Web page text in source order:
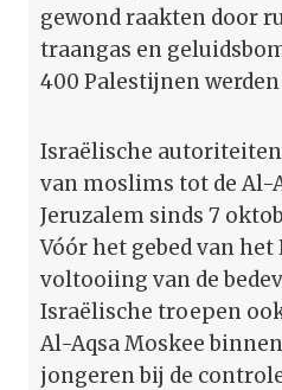
gewond raakten door
traangas en
400 Palestijnen
Israëlische
van moslims tot de Al-
Jeruzalem sinds 7
Vóór het gebed van het
voltooiing van de
Israëlische troepen
Al-Aqsa Moskee
jongeren bij de